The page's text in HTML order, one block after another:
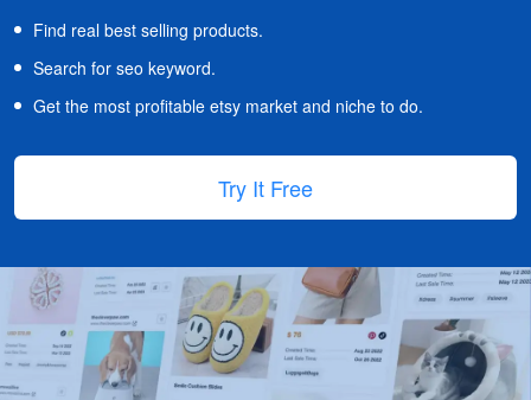
Find real best selling products.
Search for seo keyword.
Get the most profitable etsy market and niche to do.
Try It Free